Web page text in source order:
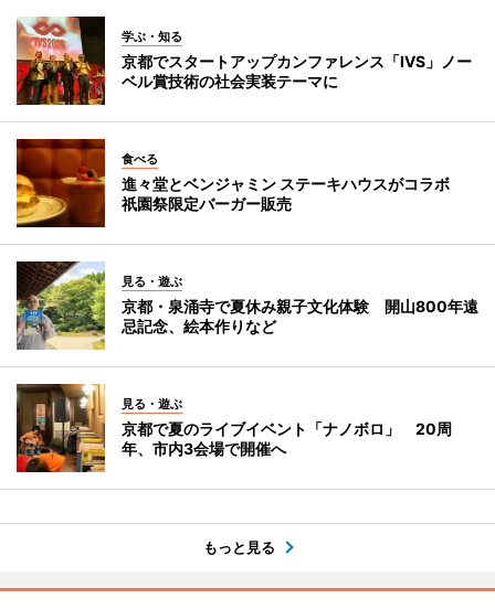
学ぶ・知る
京都でスタートアップカンファレンス「IVS」ノー
ベル賞技術の社会実装テーマに
食べる
進々堂とベンジャミン ステーキハウスがコラボ
祇園祭限定バーガー販売
見る・遊ぶ
京都・泉涌寺で夏休み親子文化体験 開山800年遠
忌記念、絵本作りなど
見る・遊ぶ
京都で夏のライブイベント「ナノボロ」 20周
年、市内3会場で開催へ
もっと見る